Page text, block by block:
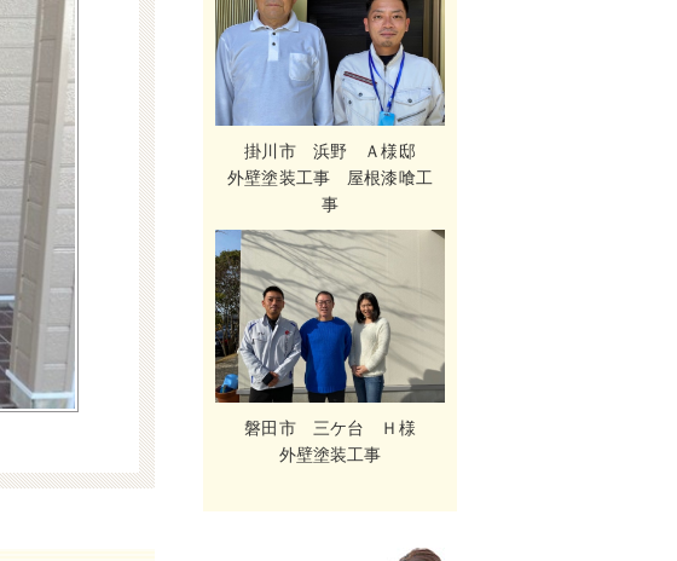
掛川市 浜野 Ａ様邸
外壁塗装工事 屋根漆喰工
事
磐田市 三ケ台 Ｈ様
外壁塗装工事